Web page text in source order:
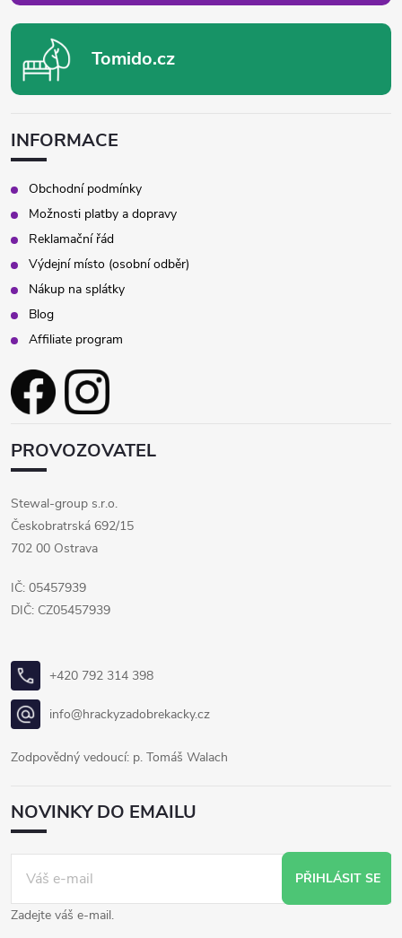
Tomido.cz
INFORMACE
Obchodní podmínky
Možnosti platby a dopravy
Reklamační řád
Výdejní místo (osobní odběr)
Nákup na splátky
Blog
Affiliate program
PROVOZOVATEL
Stewal-group s.r.o.
Českobratrská 692/15
702 00 Ostrava
IČ: 05457939
DIČ: CZ05457939
+420 792 314 398
info@hrackyzadobrekacky.cz
Zodpovědný vedoucí: p. Tomáš Walach
NOVINKY DO EMAILU
PŘIHLÁSIT SE
Zadejte váš e-mail.